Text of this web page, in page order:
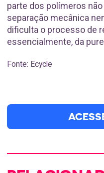
parte dos polímeros
separação mecânica
dificulta o processo de
essencialmente, da
Fonte: Ecycle